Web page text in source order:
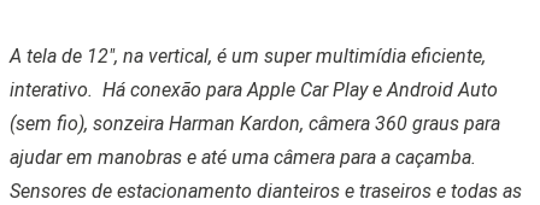
A tela de 12″, na vertical, é um super multimídia eficiente,
interativo. Há conexão para Apple Car Play e Android Auto
(sem fio), sonzeira Harman Kardon, câmera 360 graus para
ajudar em manobras e até uma câmera para a caçamba.
Sensores de estacionamento dianteiros e traseiros e todas as